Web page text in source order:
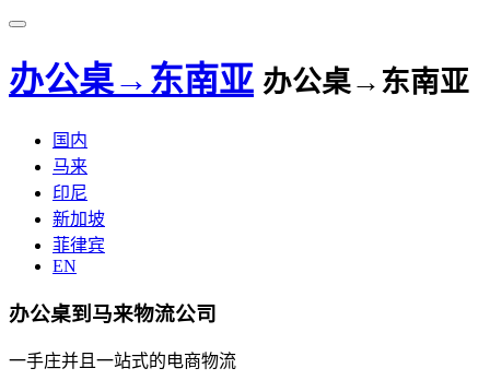
办公桌→东南亚 办公桌→东南亚
国内
马来
印尼
新加坡
菲律宾
EN
办公桌到马来物流公司
一手庄并且一站式的电商物流